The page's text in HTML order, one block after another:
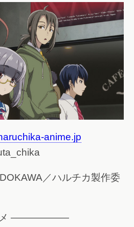
anime.jp
／ハルチカ製作委
スメ ——————